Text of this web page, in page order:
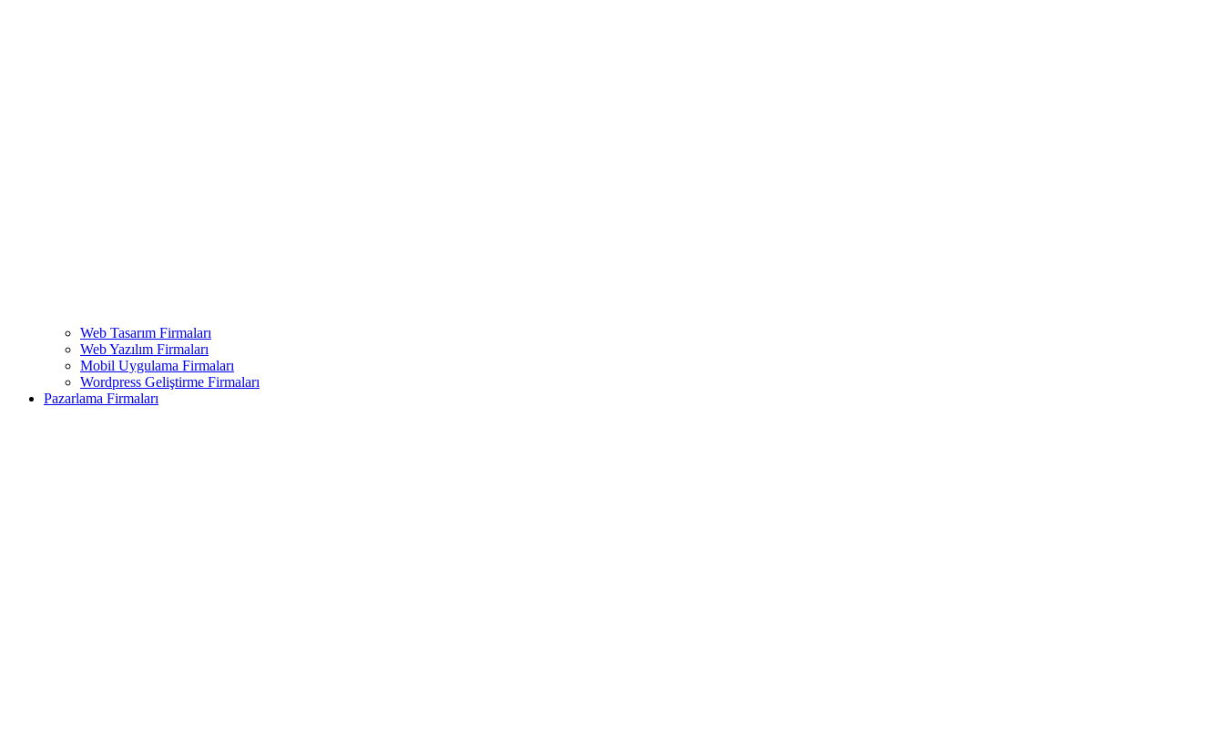
Web Tasarım Firmaları
Web Yazılım Firmaları
Mobil Uygulama Firmaları
Wordpress Geliştirme Firmaları
Pazarlama Firmaları